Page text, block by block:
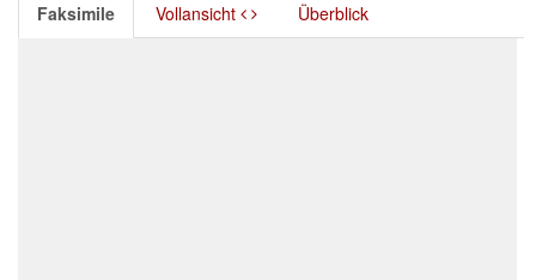
Faksimile Vollansicht Überblick